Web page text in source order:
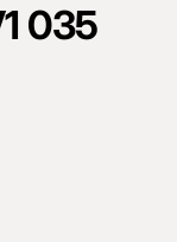
035